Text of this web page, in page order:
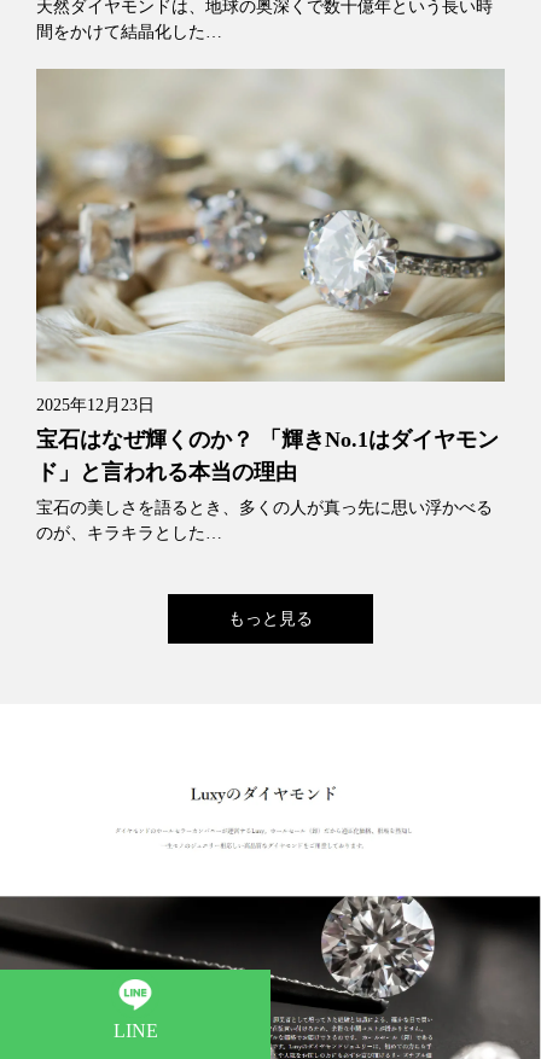
天然ダイヤモンドは、地球の奥深くで数十億年という長い時
間をかけて結晶化した…
2025年12月23日
宝石はなぜ輝くのか？ 「輝きNo.1はダイヤモン
ド」と言われる本当の理由
宝石の美しさを語るとき、多くの人が真っ先に思い浮かべる
のが、キラキラとした…
もっと見る
LINE